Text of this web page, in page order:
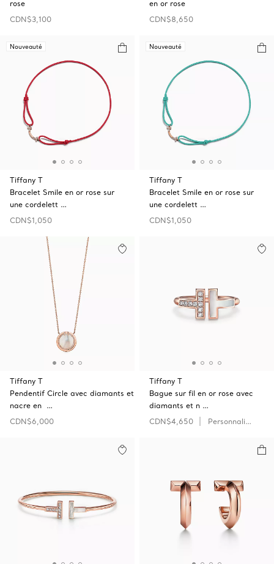
rose
CDN$3,100
en or rose
CDN$8,650
Nouveauté
Tiffany T
Bracelet Smile en or rose sur
une cordelett …
CDN$1,050
Nouveauté
Tiffany T
Bracelet Smile en or rose sur
une cordelett …
CDN$1,050
Tiffany T
Pendentif Circle avec diamants et
nacre en …
CDN$6,000
Tiffany T
Bague sur fil en or rose avec
diamants et n …
CDN$4,650
Personnaliser